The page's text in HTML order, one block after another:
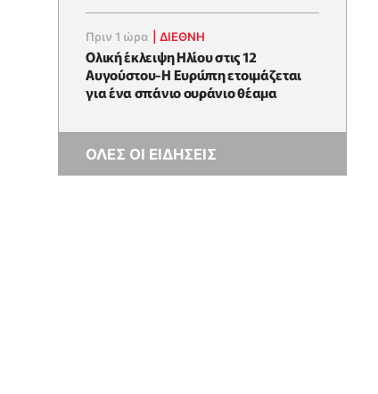
Πριν 1 ώρα |ΔΙΕΘΝΗ
Ολική έκλειψη Ηλίου στις 12
Αυγούστου-Η Ευρώπη ετοιμάζεται
για ένα σπάνιο ουράνιο θέαμα
ΟΛΕΣ ΟΙ ΕΙΔΗΣΕΙΣ